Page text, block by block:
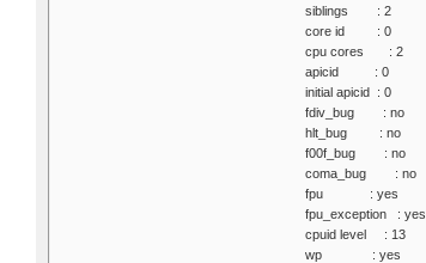
siblings : 2
core id : 0
cpu cores : 2
apicid : 0
initial apicid : 0
fdiv_bug : no
hlt_bug : no
f00f_bug : no
coma_bug : no
fpu : yes
fpu_exception : yes
cpuid level : 13
wp : yes